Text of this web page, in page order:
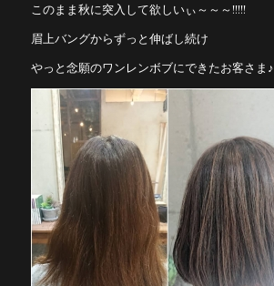
このまま秋に突入して欲しいぃ～～～!!!!!
眉上バングからずっと伸ばし続け
やっと念願のワンレンボブにできたお客さま♪